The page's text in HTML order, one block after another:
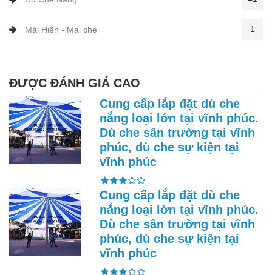
Mái Hiên - Mái che 1
ĐƯỢC ĐÁNH GIÁ CAO
Cung cấp lắp đặt dù che
nắng loại lớn tại vĩnh phúc.
Dù che sân trường tại vĩnh
phúc, dù che sự kiện tại
vĩnh phúc
Cung cấp lắp đặt dù che
nắng loại lớn tại vĩnh phúc.
Dù che sân trường tại vĩnh
phúc, dù che sự kiện tại
vĩnh phúc